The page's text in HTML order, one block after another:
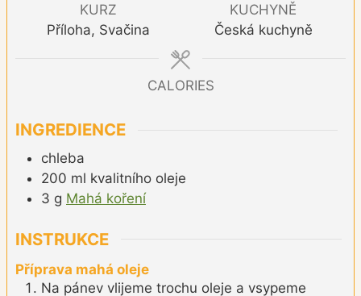
KURZ
Příloha, Svačina
KUCHYNĚ
Česká kuchyně
CALORIES
INGREDIENCE
chleba
200 ml kvalitního oleje
3 g Mahá koření
INSTRUKCE
Příprava mahá oleje
Na pánev vlijeme trochu oleje a vsypeme